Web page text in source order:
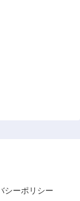
シーポリシー